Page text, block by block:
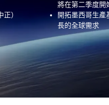
）
將在第二季度開
開拓墨西哥生產
長的全球需求